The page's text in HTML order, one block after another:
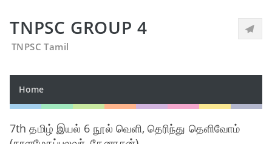
TNPSC GROUP 4
TNPSC Tamil
Home
7th தமிழ் இயல் 6 நூல் வெளி, தெரிந்து தெளிவோம்